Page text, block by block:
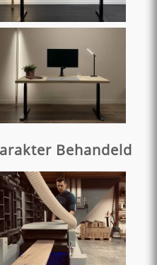
Behandeld